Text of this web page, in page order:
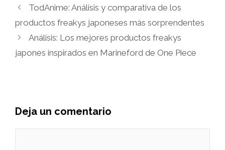
TodAnime: Análisis y comparativa de los
productos freakys japoneses más sorprendentes
Análisis: Los mejores productos freakys
japones inspirados en Marineford de One Piece
Deja un comentario